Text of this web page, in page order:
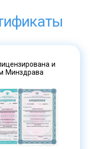
и
Минздрава